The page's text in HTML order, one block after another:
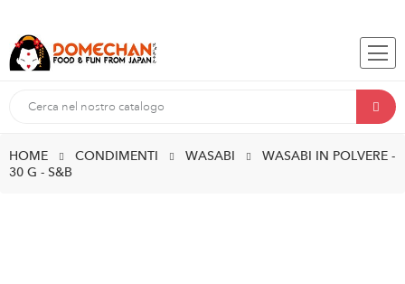
HOME CONDIMENTI WASABI
WASABI IN POLVERE -
30 G - S&B